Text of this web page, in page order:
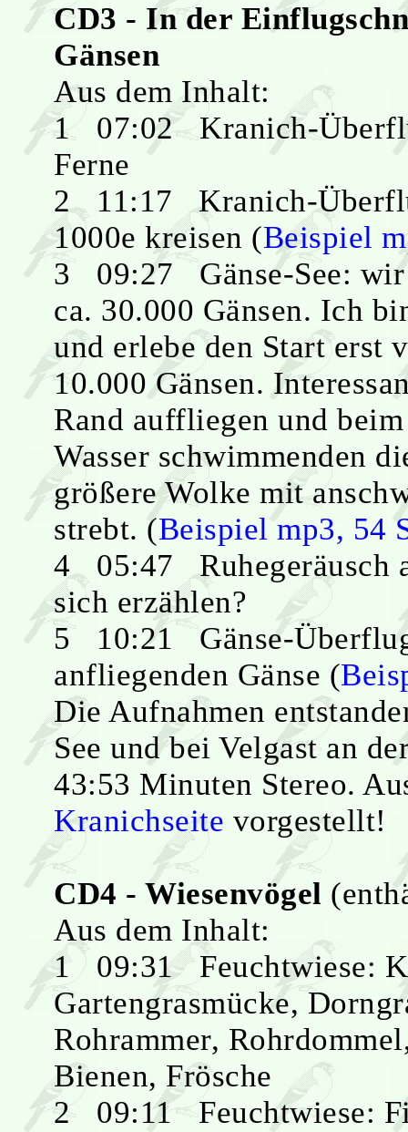
CD3 - In der
Gänsen
Aus dem Inhalt:
1 07:02 Kranich-
Ferne
2 11:17 Kranich-
1000e kreisen (Beispiel
3 09:27 Gänse-See: wir
ca. 30.000 Gänsen. Ich
und erlebe den Start erst
10.000 Gänsen.
Rand auffliegen und
Wasser schwimmenden
größere Wolke mit
strebt. (Beispiel mp3, 54
4 05:47 Ruhegeräusch
sich erzählen?
5 10:21 Gänse-
anfliegenden Gänse (
Die Aufnahmen
See und bei Velgast an
43:53 Minuten Stereo.
Kranichseite vorgestellt!
CD4 - Wiesenvögel
Aus dem Inhalt:
1 09:31 Feuchtwiese:
Gartengrasmücke,
Rohrammer,
Bienen, Frösche
2 09:11 Feuchtwiese: